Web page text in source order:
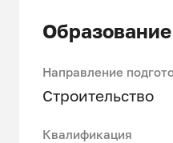
Образование
Направление
Строительство
Квалификация